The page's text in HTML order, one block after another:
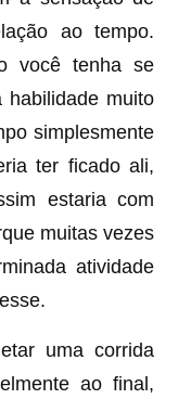
ao tempo.
você tenha se
habilidade muito
simplesmente
ter ficado ali,
estaria com
muitas vezes
atividade
uma corrida
ao final,